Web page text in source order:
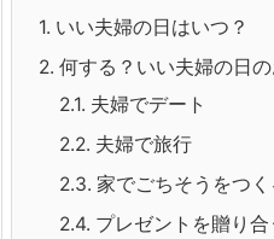
1. いい夫婦の日はいつ？
2. 何する？いい夫婦の日
2.1. 夫婦でデート
2.2. 夫婦で旅行
2.3. 家でごちそうをつく
2.4. プレゼントを贈り合